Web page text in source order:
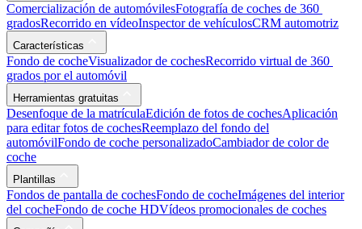
Comercialización de automóvilesFotografía de coches de 360 ​​
gradosRecorrido en vídeoInspector de vehículosCRM automotriz
Características
Fondo de cocheVisualizador de cochesRecorrido virtual de 360 ​​
grados por el automóvil
Herramientas gratuitas
Desenfoque de la matrículaEdición de fotos de cochesAplicación
para editar fotos de cochesReemplazo del fondo del
automóvilFondo de coche personalizadoCambiador de color de
coche
Plantillas
Fondos de pantalla de cochesFondo de cocheImágenes del interior
del cocheFondo de coche HDVídeos promocionales de coches